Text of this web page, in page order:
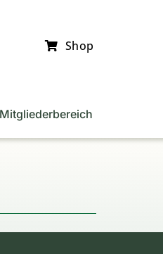
Shop
Mitgliederbereich